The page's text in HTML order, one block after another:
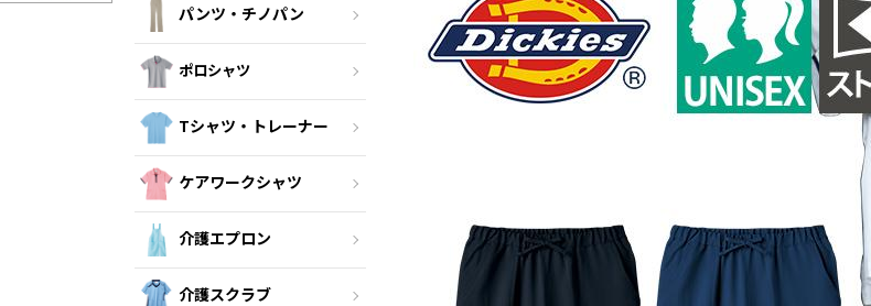
パンツ・チノパン
ポロシャツ
Tシャツ・トレーナー
ケアワークシャツ
介護エプロン
介護スクラブ